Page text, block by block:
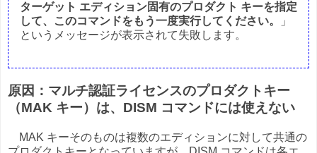
ターゲット エディション固有のプロダクト キーを指定
して、このコマンドをもう一度実行してください。
」
というメッセージが表示されて失敗します。
原因：マルチ認証ライセンスのプロダクトキー
（MAK キー）は、DISM コマンドには使えない
MAK キーそのものは複数のエディションに対して共通の